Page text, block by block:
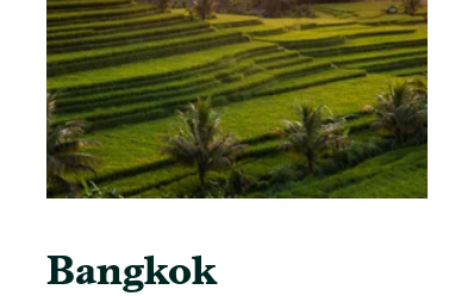
Bangkok